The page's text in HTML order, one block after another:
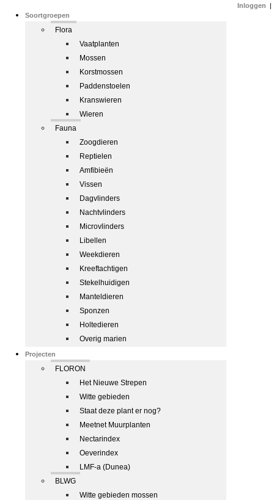
Soortgroepen
Flora
Vaatplanten
Mossen
Korstmossen
Paddenstoelen
Kranswieren
Wieren
Fauna
Zoogdieren
Reptielen
Amfibieën
Vissen
Dagvlinders
Nachtvlinders
Microvlinders
Libellen
Weekdieren
Kreeftachtigen
Stekelhuidigen
Manteldieren
Sponzen
Holtedieren
Overig marien
Projecten
FLORON
Het Nieuwe Strepen
Witte gebieden
Staat deze plant er nog?
Meetnet Muurplanten
Nectarindex
Oeverindex
LMF-a (Dunea)
BLWG
Witte gebieden mossen
Inloggen |